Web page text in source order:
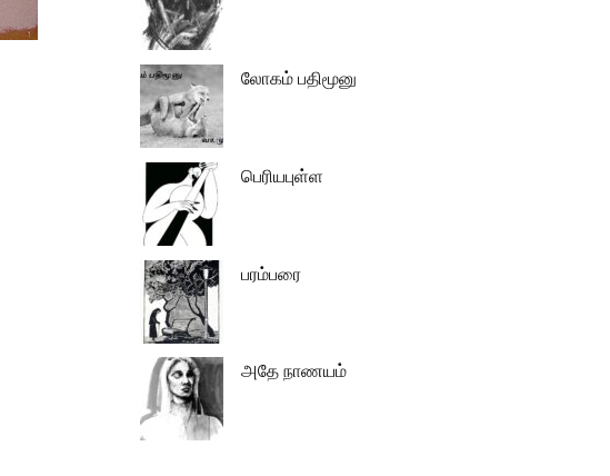
லோகம் பதிமூனு
பெரியபுள்ள
பரம்பரை
அதே நாணயம்